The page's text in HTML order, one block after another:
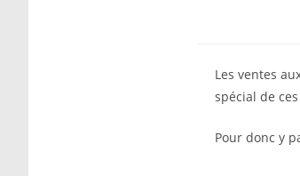
Les ventes
spécial de
Pour donc y